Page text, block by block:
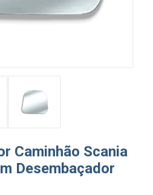
Caminhão Scania
Desembaçador